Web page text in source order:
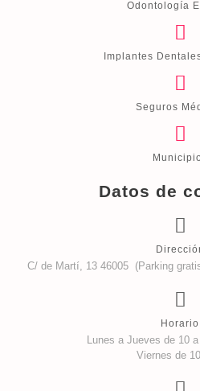
Odontología
Implantes
Seguros
Datos de
C/ de Martí, 13 46005 (Parking
Horario
Lunes a Jueves de 10
Viernes de